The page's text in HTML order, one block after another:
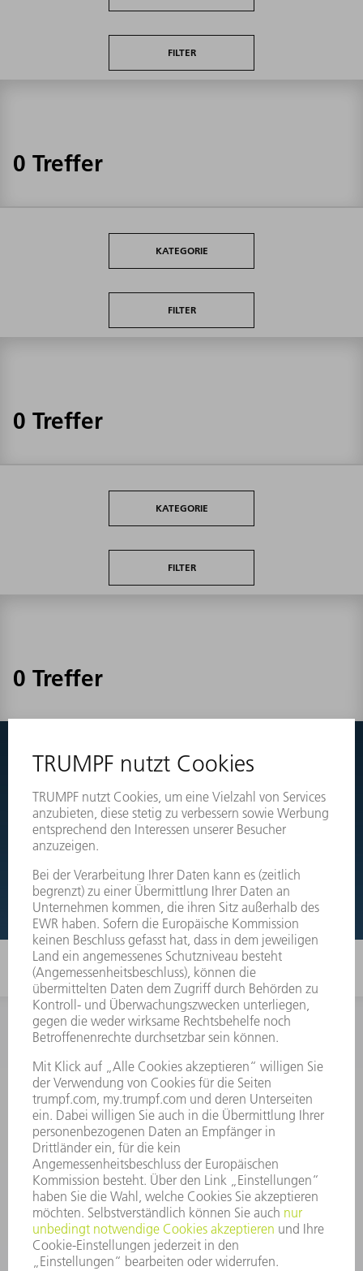
FILTER
0 Treffer
KATEGORIE
FILTER
0 Treffer
KATEGORIE
FILTER
0 Treffer
Nichts gefunden?
Wechseln Sie einfach zu den Explosionszeichnungen Ihrer
Maschinen und bestellen Sie das benötigte Teil direkt.
EXPLOSIONSZEICHNUNGEN
INFORMATION
Häufig gestellte Fragen
Allgemeine Geschäftsbedingungen
KONTAKT
After Sales
+43722160396550
Mo - Do: 08:00 -17:30 Uhr
Fr: 08:00 -16:30 Uhr
ersatzteile@at.trumpf.com